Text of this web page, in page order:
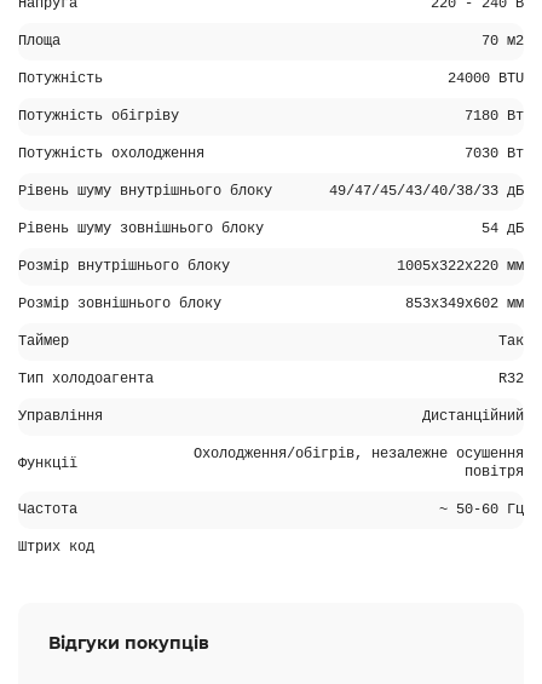
Напруга 220 - 240 В
Площа 70 м2
Потужність 24000 BTU
Потужність обігріву 7180 Вт
Потужність охолодження 7030 Вт
Рівень шуму внутрішнього блоку 49/47/45/43/40/38/33 дБ
Рівень шуму зовнішнього блоку 54 дБ
Розмір внутрішнього блоку 1005х322х220 мм
Розмір зовнішнього блоку 853х349х602 мм
Таймер Так
Тип холодоагента R32
Управління Дистанційний
Функції
Охолодження/обігрів, незалежне осушення
повітря
Частота ~ 50-60 Гц
Штрих код
Відгуки покупців